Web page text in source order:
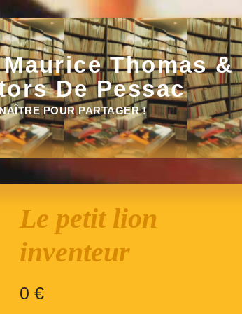
Thomas &
De Pessac
POUR PARTAGER !
Le petit lion
inventeur
0€